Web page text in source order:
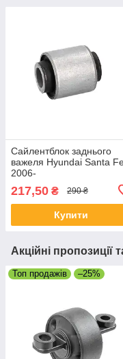
Сайлентблок заднього
важеля Hyundai Santa
2006-
217,50 ₴ 290 ₴
Купити
Акційні пропозиції
Топ продажів –25%